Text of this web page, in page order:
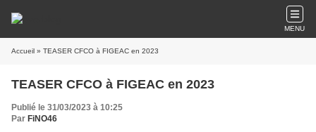
MENU
Accueil » TEASER CFCO à FIGEAC en 2023
TEASER CFCO à FIGEAC en 2023
Publié le 31/03/2023 à 10:25
Par FiNO46